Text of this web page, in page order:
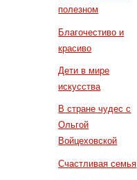
полезном
Благочестиво и
красиво
Дети в мире
искусства
В стране чудес с
Ольгой
Войцеховской
Счастливая семья